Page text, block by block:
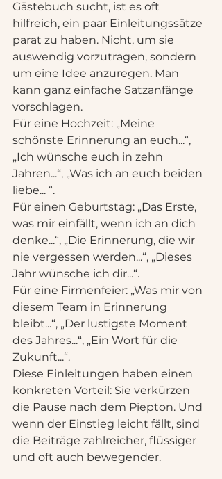
Gästebuch sucht, ist es oft
hilfreich, ein paar Einleitungssätze
parat zu haben. Nicht, um sie
auswendig vorzutragen, sondern
um eine Idee anzuregen. Man
kann ganz einfache Satzanfänge
vorschlagen.
Für eine Hochzeit: „Meine
schönste Erinnerung an euch...“,
„Ich wünsche euch in zehn
Jahren...“, „Was ich an euch beiden
liebe... “.
Für einen Geburtstag: „Das Erste,
was mir einfällt, wenn ich an dich
denke...“, „Die Erinnerung, die wir
nie vergessen werden...“, „Dieses
Jahr wünsche ich dir...“.
Für eine Firmenfeier: „Was mir von
diesem Team in Erinnerung
bleibt...“, „Der lustigste Moment
des Jahres...“, „Ein Wort für die
Zukunft...“.
Diese Einleitungen haben einen
konkreten Vorteil: Sie verkürzen
die Pause nach dem Piepton. Und
wenn der Einstieg leicht fällt, sind
die Beiträge zahlreicher, flüssiger
und oft auch bewegender.